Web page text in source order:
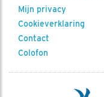
Mijn privacy
Cookieverklaring
Contact
Colofon